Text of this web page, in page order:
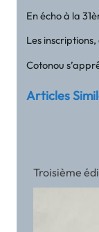
En écho à la
Les
Cotonou
Articles
Troisième